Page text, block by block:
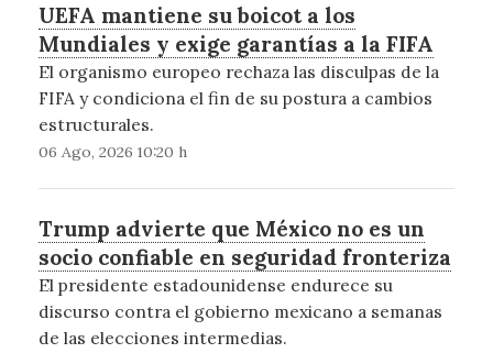
UEFA mantiene su boicot a los
Mundiales y exige garantías a la FIFA
El organismo europeo rechaza las disculpas de la
FIFA y condiciona el fin de su postura a cambios
estructurales.
06 Ago, 2026 10:20 h
Trump advierte que México no es un
socio confiable en seguridad fronteriza
El presidente estadounidense endurece su
discurso contra el gobierno mexicano a semanas
de las elecciones intermedias.